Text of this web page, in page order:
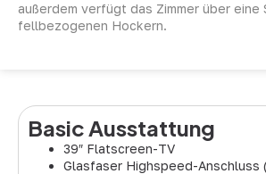
außerdem verfügt das Zimmer über eine
fellbezogenen Hockern.
Basic Ausstattung
39″ Flatscreen-TV
Glasfaser Highspeed-Anschluss